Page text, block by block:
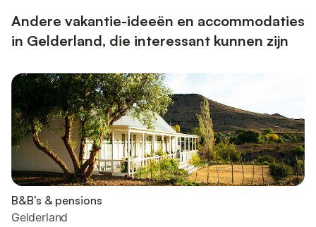
meenemen, dien...
Andere vakantie-ideeën en accommodaties
in Gelderland, die interessant kunnen zijn
B&B’s & pensions
Gelderland